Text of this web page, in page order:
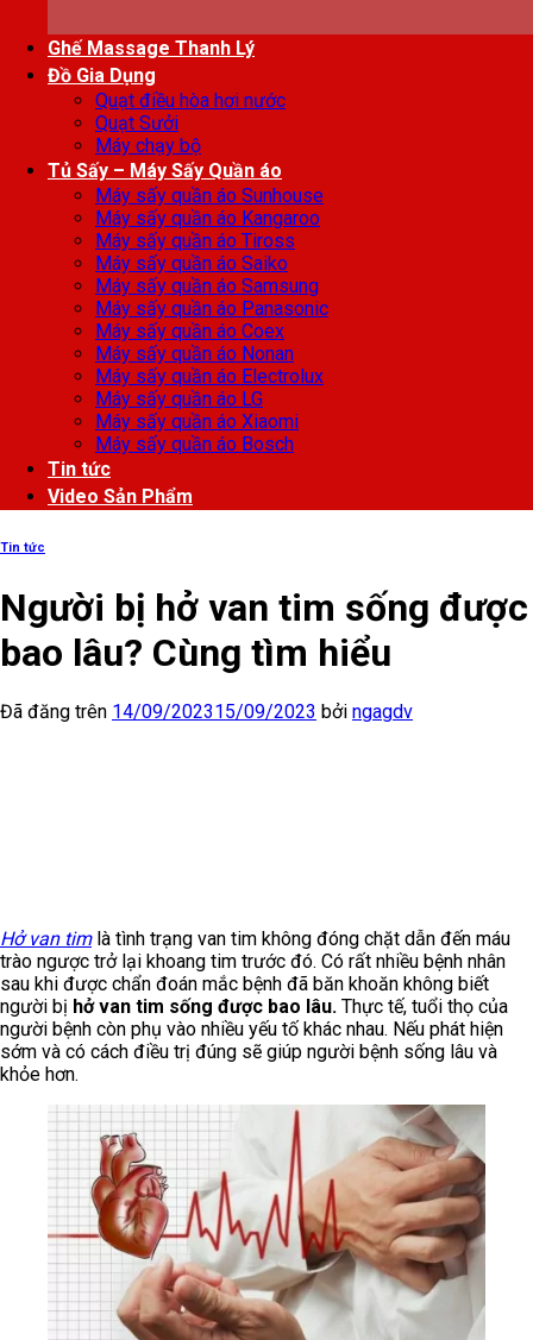
Ghế Massage Thanh Lý
Đồ Gia Dụng
Quạt điều hòa hơi nước
Quạt Sưởi
Máy chạy bộ
Tủ Sấy – Máy Sấy Quần áo
Máy sấy quần áo Sunhouse
Máy sấy quần áo Kangaroo
Máy sấy quần áo Tiross
Máy sấy quần áo Saiko
Máy sấy quần áo Samsung
Máy sấy quần áo Panasonic
Máy sấy quần áo Coex
Máy sấy quần áo Nonan
Máy sấy quần áo Electrolux
Máy sấy quần áo LG
Máy sấy quần áo Xiaomi
Máy sấy quần áo Bosch
Tin tức
Video Sản Phẩm
Tin tức
Người bị hở van tim sống được
bao lâu? Cùng tìm hiểu
Đã đăng trên 14/09/202315/09/2023 bởi ngagdv
Hở van timlà tình trạng van tim không đóng chặt dẫn đến máu
trào ngược trở lại khoang tim trước đó. Có rất nhiều bệnh nhân
sau khi được chẩn đoán mắc bệnh đã băn khoăn không biết
người bị hở van tim sống được bao lâu. Thực tế, tuổi thọ của
người bệnh còn phụ vào nhiều yếu tố khác nhau. Nếu phát hiện
sớm và có cách điều trị đúng sẽ giúp người bệnh sống lâu và
khỏe hơn.